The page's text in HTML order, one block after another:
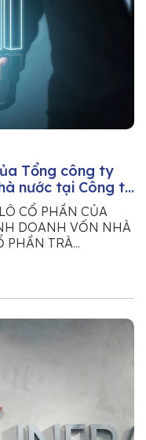
Tổng công ty
nước tại Công ty
CỔ PHẦN CỦA
DOANH VỐN NHÀ
PHẦN TRÀ...